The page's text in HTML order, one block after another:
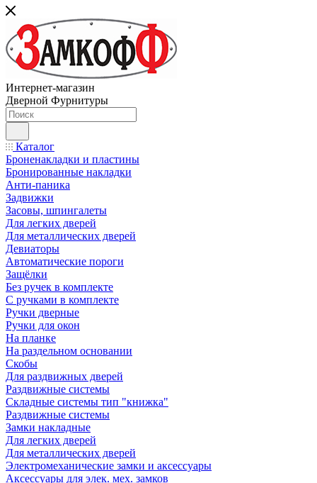
Интернет-магазин
Дверной Фурнитуры
Каталог
Броненакладки и пластины
Бронированные накладки
Анти-паника
Задвижки
Засовы, шпингалеты
Для легких дверей
Для металлических дверей
Девиаторы
Автоматические пороги
Защёлки
Без ручек в комплекте
С ручками в комплекте
Ручки дверные
Ручки для окон
На планке
На раздельном основании
Скобы
Для раздвижных дверей
Раздвижные системы
Складные системы тип "книжка"
Раздвижные системы
Замки накладные
Для легких дверей
Для металлических дверей
Электромеханические замки и аксессуары
Аксессуары для элек. мех. замков